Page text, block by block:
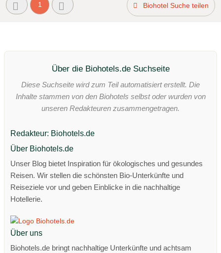
1 Biohotel Suche teilen
Über die Biohotels.de Suchseite
Diese Suchseite wird zum Teil automatisiert erstellt. Die
Inhalte stammen von den Biohotels selbst oder wurden von
unseren Redakteuren zusammengetragen.
Redakteur: Biohotels.de
Über Biohotels.de
Unser Blog bietet Inspiration für ökologisches und gesundes
Reisen. Wir stellen die schönsten Bio-Unterkünfte und
Reiseziele vor und geben Einblicke in die nachhaltige
Hotellerie.
Über uns
Biohotels.de bringt nachhaltige Unterkünfte und achtsam